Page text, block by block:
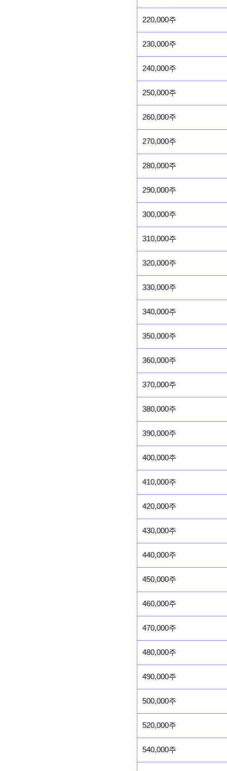
220,000주
230,000주
240,000주
250,000주
260,000주
270,000주
280,000주
290,000주
300,000주
310,000주
320,000주
330,000주
340,000주
350,000주
360,000주
370,000주
380,000주
390,000주
400,000주
410,000주
420,000주
430,000주
440,000주
450,000주
460,000주
470,000주
480,000주
490,000주
500,000주
520,000주
540,000주